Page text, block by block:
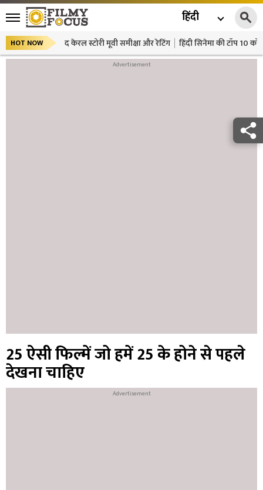
हिंदी
HOT NOW द केरल स्टोरी मूवी समीक्षा और रेटिंग हिंदी सिनेमा की टॉप 10
25 ऐसी फिल्में जो हमें 25 के होने से पहले
देखना चाहिए